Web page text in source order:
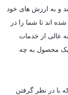
و به ارزش های خود
اند تا شما را در
عالی از خدمات
یک محصول به چه
با در نظر گرفتن